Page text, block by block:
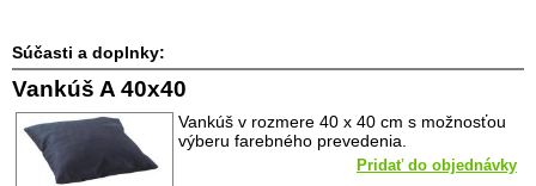
Súčasti a doplnky:
Vankúš A 40x40
Vankúš v rozmere 40 x 40 cm s možnosťou
výberu farebného prevedenia.
Pridať do objednávky